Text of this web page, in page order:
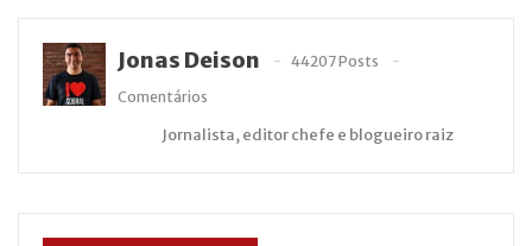
Jonas Deison
44207 Posts
Comentários
Jornalista, editor chefe e blogueiro raiz